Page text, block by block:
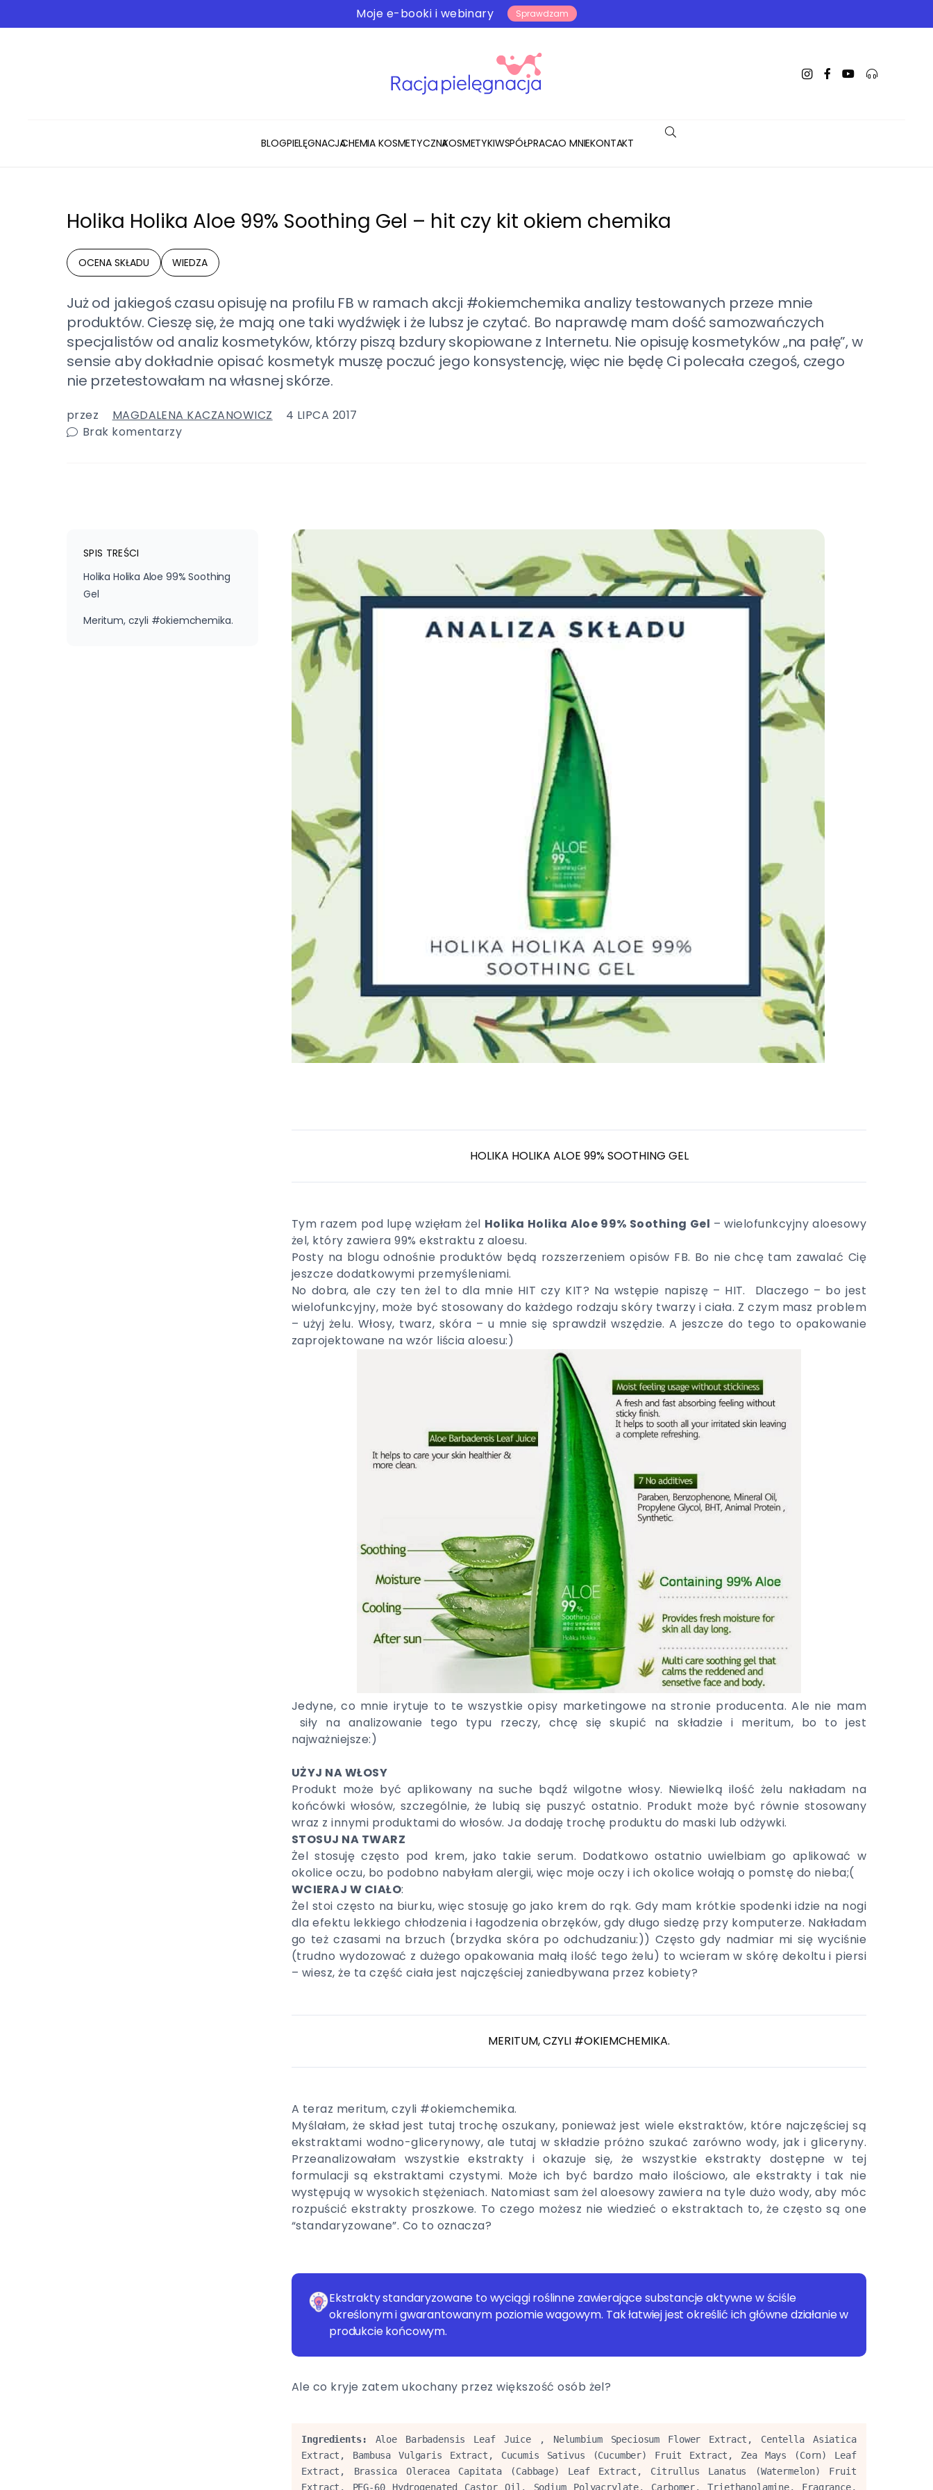
Moje e-booki i webinary Sprawdzam
BLOGPIELĘGNACJACHEMIA KOSMETYCZNAKOSMETYKIWSPÓŁPRACAO MNIEKONTAKT
Holika Holika Aloe 99% Soothing Gel – hit czy kit okiem chemika
OCENA SKŁADU WIEDZA
Już od jakiegoś czasu opisuję na profilu FB w ramach akcji #okiemchemika analizy testowanych przeze mnie
produktów. Cieszę się, że mają one taki wydźwięk i że lubsz je czytać. Bo naprawdę mam dość samozwańczych
specjalistów od analiz kosmetyków, którzy piszą bzdury skopiowane z Internetu. Nie opisuję kosmetyków „na pałę”, w
sensie aby dokładnie opisać kosmetyk muszę poczuć jego konsystencję, więc nie będę Ci polecała czegoś, czego
nie przetestowałam na własnej skórze.
przez MAGDALENA KACZANOWICZ
4 LIPCA 2017
Brak komentarzy
SPIS TREŚCI
Holika Holika Aloe 99% Soothing
Gel
Meritum, czyli #okiemchemika.
HOLIKA HOLIKA ALOE 99% SOOTHING GEL
Tym razem pod lupę wzięłam żel Holika Holika Aloe 99% Soothing Gel – wielofunkcyjny aloesowy
żel, który zawiera 99% ekstraktu z aloesu.
Posty na blogu odnośnie produktów będą rozszerzeniem opisów FB. Bo nie chcę tam zawalać Cię
jeszcze dodatkowymi przemyśleniami.
No dobra, ale czy ten żel to dla mnie HIT czy KIT? Na wstępie napiszę – HIT. Dlaczego – bo jest
wielofunkcyjny, może być stosowany do każdego rodzaju skóry twarzy i ciała. Z czym masz problem
– użyj żelu. Włosy, twarz, skóra – u mnie się sprawdził wszędzie. A jeszcze do tego to opakowanie
zaprojektowane na wzór liścia aloesu:)
Jedyne, co mnie irytuje to te wszystkie opisy marketingowe na stronie producenta. Ale nie mam
siły na analizowanie tego typu rzeczy, chcę się skupić na składzie i meritum, bo to jest
najważniejsze:)
UŻYJ NA WŁOSY
Produkt może być aplikowany na suche bądź wilgotne włosy. Niewielką ilość żelu nakładam na
końcówki włosów, szczególnie, że lubią się puszyć ostatnio. Produkt może być równie stosowany
wraz z innymi produktami do włosów. Ja dodaję trochę produktu do maski lub odżywki.
STOSUJ NA TWARZ
Żel stosuję często pod krem, jako takie serum. Dodatkowo ostatnio uwielbiam go aplikować w
okolice oczu, bo podobno nabyłam alergii, więc moje oczy i ich okolice wołają o pomstę do nieba;(
WCIERAJ W CIAŁO:
Żel stoi często na biurku, więc stosuję go jako krem do rąk. Gdy mam krótkie spodenki idzie na nogi
dla efektu lekkiego chłodzenia i łagodzenia obrzęków, gdy długo siedzę przy komputerze. Nakładam
go też czasami na brzuch (brzydka skóra po odchudzaniu:)) Często gdy nadmiar mi się wyciśnie
(trudno wydozować z dużego opakowania małą ilość tego żelu) to wcieram w skórę dekoltu i piersi
– wiesz, że ta część ciała jest najczęściej zaniedbywana przez kobiety?
MERITUM, CZYLI #OKIEMCHEMIKA.
A teraz meritum, czyli #okiemchemika.
Myślałam, że skład jest tutaj trochę oszukany, ponieważ jest wiele ekstraktów, które najczęściej są
ekstraktami wodno-glicerynowy, ale tutaj w składzie próżno szukać zarówno wody, jak i gliceryny.
Przeanalizowałam wszystkie ekstrakty i okazuje się, że wszystkie ekstrakty dostępne w tej
formulacji są ekstraktami czystymi. Może ich być bardzo mało ilościowo, ale ekstrakty i tak nie
występują w wysokich stężeniach. Natomiast sam żel aloesowy zawiera na tyle dużo wody, aby móc
rozpuścić ekstrakty proszkowe. To czego możesz nie wiedzieć o ekstraktach to, że często są one
“standaryzowane”. Co to oznacza?
Ekstrakty standaryzowane to wyciągi roślinne zawierające substancje aktywne w ściśle
określonym i gwarantowanym poziomie wagowym. Tak łatwiej jest określić ich główne działanie w
produkcie końcowym.
Ale co kryje zatem ukochany przez większość osób żel?
Ingredients: Aloe Barbadensis Leaf Juice , Nelumbium Speciosum Flower Extract, Centella Asiatica
Extract, Bambusa Vulgaris Extract, Cucumis Sativus (Cucumber) Fruit Extract, Zea Mays (Corn) Leaf
Extract, Brassica Oleracea Capitata (Cabbage) Leaf Extract, Citrullus Lanatus (Watermelon) Fruit
Extract, PEG-60 Hydrogenated Castor Oil, Sodium Polyacrylate, Carbomer, Triethanolamine, Fragrance,